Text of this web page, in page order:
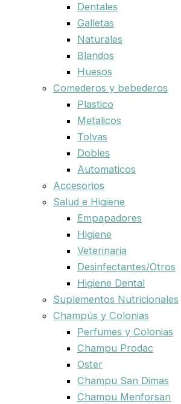
Dentales
Galletas
Naturales
Blandos
Huesos
Comederos y bebederos
Plastico
Metalicos
Tolvas
Dobles
Automaticos
Accesorios
Salud e Higiene
Empapadores
Higiene
Veterinaria
Desinfectantes/Otros
Higiene Dental
Suplementos Nutricionales
Champús y Colonias
Perfumes y Colonias
Champu Prodac
Oster
Champu San Dimas
Champu Menforsan